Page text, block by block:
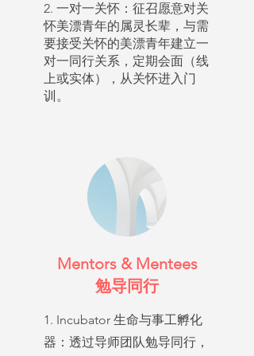
2. 一对一关怀：征召愿意对关
怀美漂青年的属灵长辈，与需
要接受关怀的美漂青年建立一
对一同行关系，定期会面（线
上或实体），从关怀进入门
训。
Mentors & Mentees
勉导同行
1. Incubator 生命与事工孵化
器：透过导师团队勉导同行，